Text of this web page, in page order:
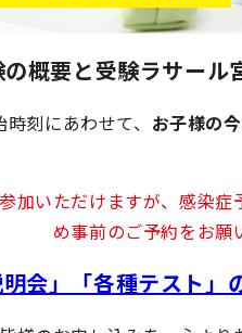
概要と受験ラサール
刻にあわせて、 お子様の
加いただけますが、感染
め事前のご予約をお願
明会」「各種テスト